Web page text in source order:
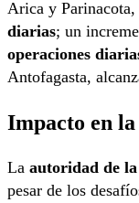
Arica y Parinacota,
diarias; un
operaciones
Antofagasta,
Impacto en
La autoridad de
pesar de los